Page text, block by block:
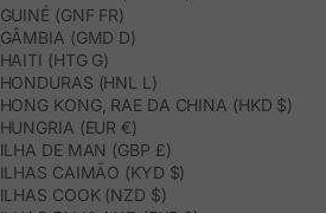
GUINÉ (GNF FR)
GÂMBIA (GMD D)
HAITI (HTG G)
HONDURAS (HNL L)
HONG KONG, RAE DA CHINA (HKD $)
HUNGRIA (EUR €)
ILHA DE MAN (GBP £)
ILHAS CAIMÃO (KYD $)
ILHAS COOK (NZD $)